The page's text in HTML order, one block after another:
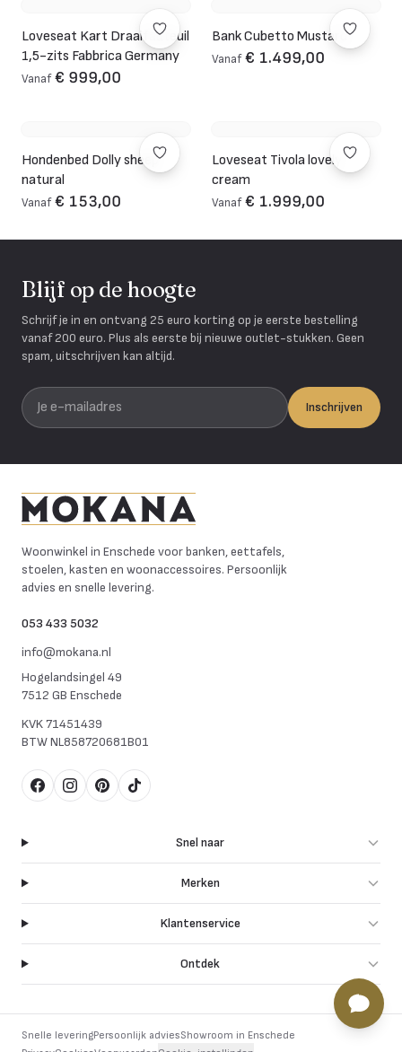
Loveseat Kart Draaifauteuil
1,5-zits Fabbrica Germany
Vanaf € 999,00
Bank Cubetto Mustard
Vanaf € 1.499,00
Hondenbed Dolly sheep
natural
Vanaf € 153,00
Loveseat Tivola lovely
cream
Vanaf € 1.999,00
Blijf op de hoogte
Schrijf je in en ontvang 25 euro korting op je eerste bestelling
vanaf 200 euro. Plus als eerste bij nieuwe outlet-stukken. Geen
spam, uitschrijven kan altijd.
Je e-mailadres
Inschrijven
Woonwinkel in Enschede voor banken, eettafels,
stoelen, kasten en woonaccessoires. Persoonlijk
advies en snelle levering.
053 433 5032
info@mokana.nl
Hogelandsingel 49
7512 GB Enschede
KVK71451439
BTWNL858720681B01
FacebookInstagram
Pinterest
TikTok
Snel naar
Merken
Klantenservice
Ontdek
Snelle leveringPersoonlijk adviesShowroom in Enschede